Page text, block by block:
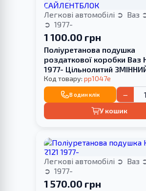
Легкові автомобілі Ваз
1977-
1 100.00 грн
Поліуретанова подушка
роздаткової коробки Ваз
1977- Цільнолитий
САЙЛЕНТБЛОК
Код товару: pp1047e
В один клік −
У кошик
Легкові автомобілі Ваз
1977-
1 570.00 грн